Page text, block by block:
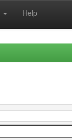
Help